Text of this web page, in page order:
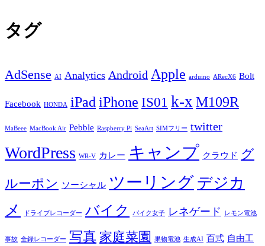
タグ
AdSense AI Analytics Android Apple arduino ARecX6 Bolt
Facebook HONDA iPad iPhone IS01 k-x M109R
MaBeee MacBook Air Pebble Raspberry Pi SeaArt SIMフリー twitter
WordPress WR-V カレー キャンプ クラウド グ
ルーポン ソーシャル ツーリング デジカ
メ
ドライブレコーダー バイク バイク女子 レネゲード レモン電池
事故 全録レコーダー 写真 家庭菜園 果物電池 生成AI 百式 自由工